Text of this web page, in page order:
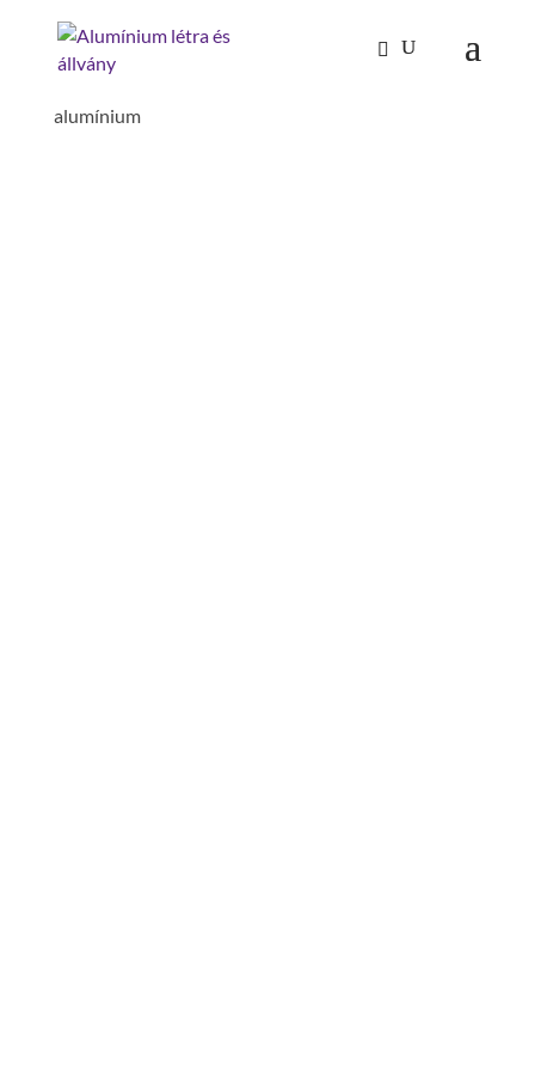
Kezdőlap/Mászástechnika Lépcsők 60°
/ Lépcső
alumínium